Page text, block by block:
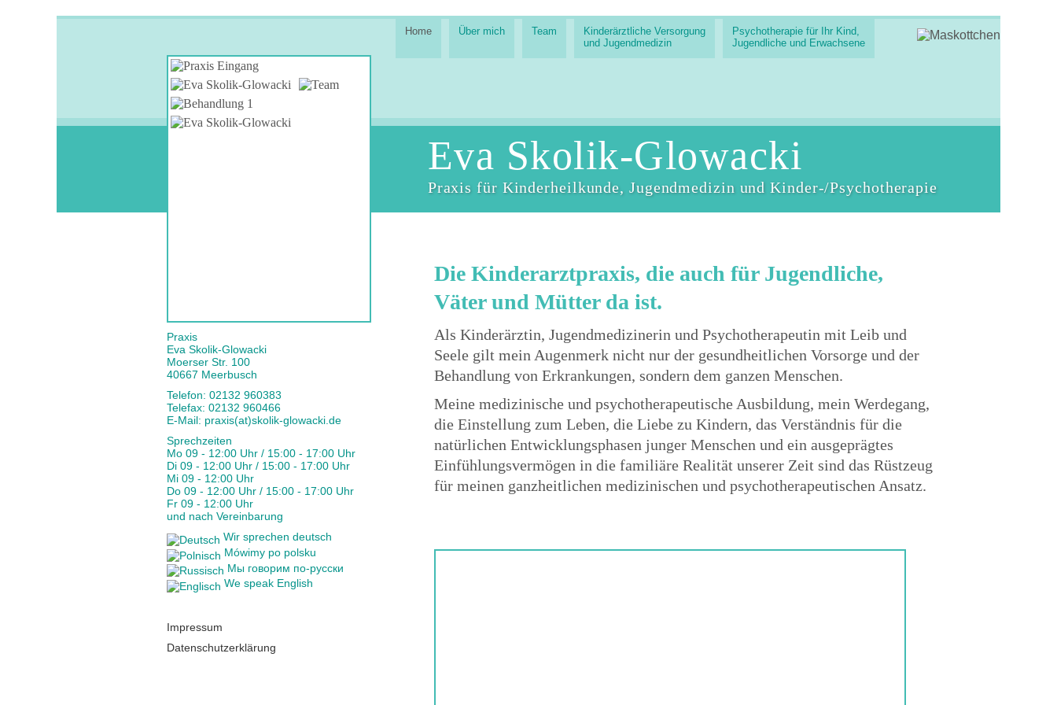
Home Über mich Team
Kinderärztliche Versorgung
und Jugendmedizin
Psychotherapie für Ihr Kind,
Jugendliche und Erwachsene
Eva Skolik-Glowacki
Praxis für Kinderheilkunde, Jugendmedizin und Kinder-/Psychotherapie
Die Kinderarztpraxis, die auch für Jugendliche,
Väter und Mütter da ist.
Als Kinderärztin, Jugendmedizinerin und Psychotherapeutin mit Leib und
Seele gilt mein Augenmerk nicht nur der gesundheitlichen Vorsorge und der
Behandlung von Erkrankungen, sondern dem ganzen Menschen.
Meine medizinische und psychotherapeutische Ausbildung, mein Werdegang,
die Einstellung zum Leben, die Liebe zu Kindern, das Verständnis für die
natürlichen Entwicklungsphasen junger Menschen und ein ausgeprägtes
Einfühlungsvermögen in die familiäre Realität unserer Zeit sind das Rüstzeug
für meinen ganzheitlichen medizinischen und psychotherapeutischen Ansatz.
Praxis
Eva Skolik-Glowacki
Moerser Str. 100
40667 Meerbusch
Telefon: 02132 960383
Telefax: 02132 960466
E-Mail: praxis(at)skolik-glowacki.de
Sprechzeiten
Mo 09 - 12:00 Uhr / 15:00 - 17:00 Uhr
Di 09 - 12:00 Uhr / 15:00 - 17:00 Uhr
Mi 09 - 12:00 Uhr
Do 09 - 12:00 Uhr / 15:00 - 17:00 Uhr
Fr 09 - 12:00 Uhr
und nach Vereinbarung
Wir sprechen deutsch
Mówimy po polsku
Мы говорим по-русски
We speak English
Impressum
Datenschutzerklärung